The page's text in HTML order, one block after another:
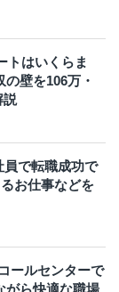
トはいくらま
壁を106万・
説
で転職成功で
お仕事などを
ールセンターで